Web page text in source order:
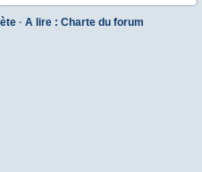
· A lire : Charte du forum